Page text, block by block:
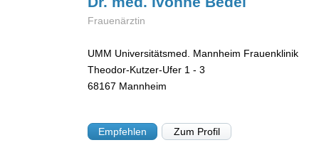
Frauenärztin
UMM Universitätsmed. Mannheim Frauenklinik
Theodor-Kutzer-Ufer 1 - 3
68167 Mannheim
Empfehlen Zum Profil